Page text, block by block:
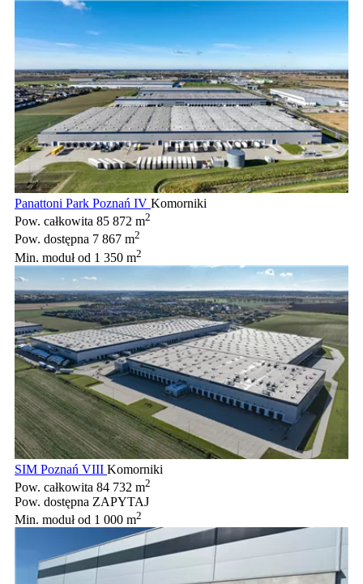
Panattoni Park Poznań IV Komorniki
Pow. całkowita 85 872 m2
Pow. dostępna 7 867 m2
Min. modułod 1 350 m2
SIM Poznań VIII Komorniki
Pow. całkowita 84 732 m2
Pow. dostępna ZAPYTAJ
Min. modułod 1 000 m2